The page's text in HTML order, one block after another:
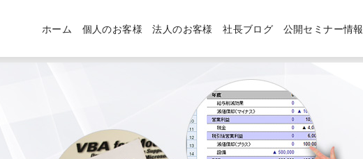
ホーム 個人のお客様 法人のお客様 社長ブログ 公開セミナー情報